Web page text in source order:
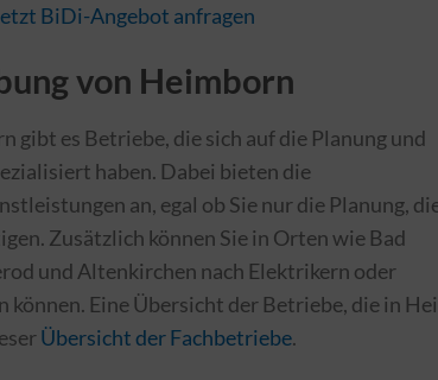
BiDi-Angebot anfragen
von Heimborn
gibt es Betriebe, die sich auf die Planung und
haben. Dabei bieten die
an, egal ob Sie nur die Planung,
Zusätzlich können Sie in Orten wie Bad
und Altenkirchen nach Elektrikern oder
Eine Übersicht der Betriebe, die in
Übersicht der Fachbetriebe.